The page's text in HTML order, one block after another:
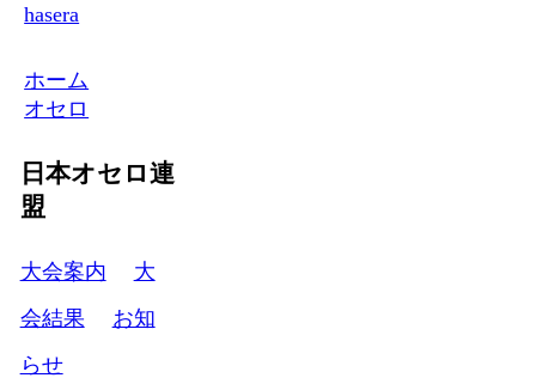
hasera
ホーム
オセロ
日本オセロ連
盟
大会案内
大
会結果
お知
らせ